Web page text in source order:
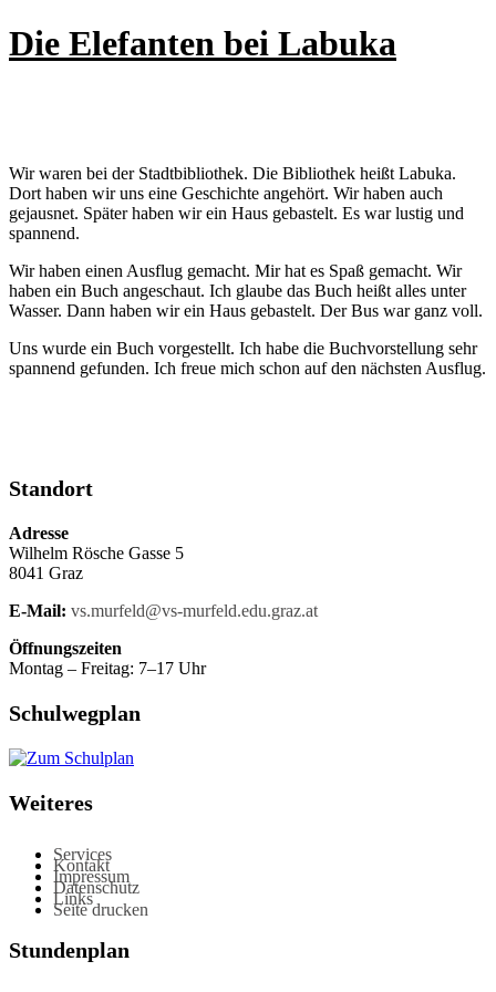
Die Elefanten bei Labuka
Wir waren bei der Stadtbibliothek. Die Bibliothek heißt Labuka.
Dort haben wir uns eine Geschichte angehört. Wir haben auch
gejausnet. Später haben wir ein Haus gebastelt. Es war lustig und
spannend.
Wir haben einen Ausflug gemacht. Mir hat es Spaß gemacht. Wir
haben ein Buch angeschaut. Ich glaube das Buch heißt alles unter
Wasser. Dann haben wir ein Haus gebastelt. Der Bus war ganz voll.
Uns wurde ein Buch vorgestellt. Ich habe die Buchvorstellung sehr
spannend gefunden. Ich freue mich schon auf den nächsten Ausflug.
Standort
Adresse
Wilhelm Rösche Gasse 5
8041 Graz
E-Mail: vs.murfeld@vs-murfeld.edu.graz.at
Öffnungszeiten
Montag – Freitag: 7–17 Uhr
Schulwegplan
Weiteres
Services
Kontakt
Impressum
Datenschutz
Links
Seite drucken
Stundenplan